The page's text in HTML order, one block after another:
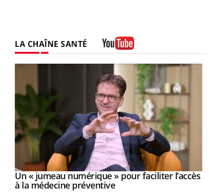
LA CHAÎNE SANTÉ
Youtube
Un « jumeau numérique » pour faciliter l’accès
à la médecine préventiveYoutube